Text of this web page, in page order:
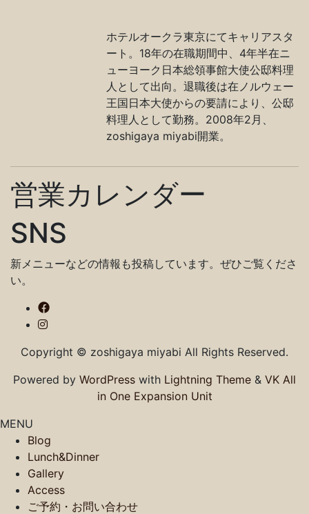
ホテルオークラ東京にてキャリアスタ
ート。18年の在職期間中、4年半在ニ
ューヨーク日本総領事館大使公邸料理
人として出向。退職後は在ノルウェー
王国日本大使からの要請により、公邸
料理人として勤務。2008年2月、
zoshigaya miyabi開業。
営業カレンダー
SNS
新メニューなどの情報も投稿しています。ぜひご覧くださ
い。
Copyright © zoshigaya miyabi All Rights Reserved.
Powered by WordPress with Lightning Theme & VK All
in One Expansion Unit
MENU
Blog
Lunch&Dinner
Gallery
Access
ご予約・お問い合わせ